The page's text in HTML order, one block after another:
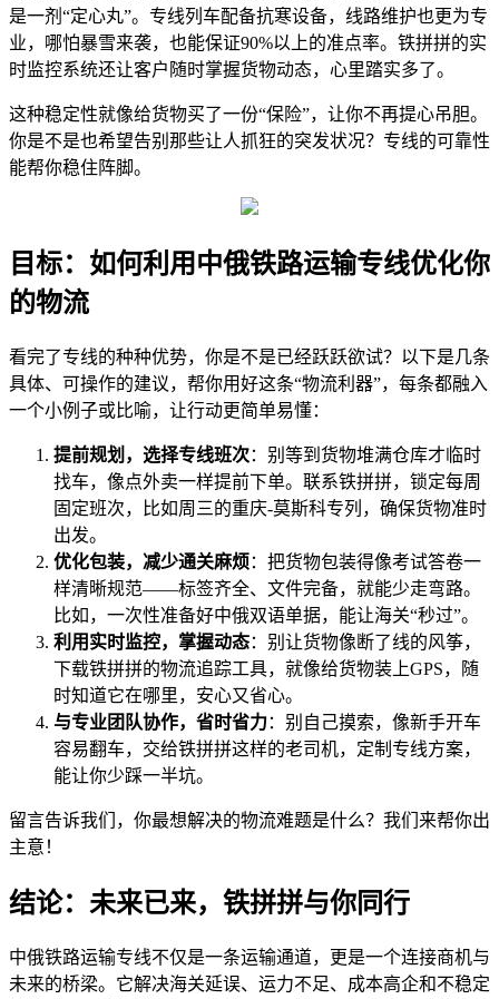
是一剂“定心丸”。专线列车配备抗寒设备，线路维护也更为专
业，哪怕暴雪来袭，也能保证90%以上的准点率。铁拼拼的实
时监控系统还让客户随时掌握货物动态，心里踏实多了。
这种稳定性就像给货物买了一份“保险”，让你不再提心吊胆。
你是不是也希望告别那些让人抓狂的突发状况？专线的可靠性
能帮你稳住阵脚。
目标：如何利用中俄铁路运输专线优化你
的物流
看完了专线的种种优势，你是不是已经跃跃欲试？以下是几条
具体、可操作的建议，帮你用好这条“物流利器”，每条都融入
一个小例子或比喻，让行动更简单易懂：
提前规划，选择专线班次：别等到货物堆满仓库才临时
找车，像点外卖一样提前下单。联系铁拼拼，锁定每周
固定班次，比如周三的重庆-莫斯科专列，确保货物准时
出发。
优化包装，减少通关麻烦 ：把货物包装得像考试答卷一
样清晰规范——标签齐全、文件完备，就能少走弯路。
比如，一次性准备好中俄双语单据，能让海关“秒过”。
利用实时监控，掌握动态：别让货物像断了线的风筝，
下载铁拼拼的物流追踪工具，就像给货物装上GPS，随
时知道它在哪里，安心又省心。
与专业团队协作，省时省力：别自己摸索，像新手开车
容易翻车，交给铁拼拼这样的老司机，定制专线方案，
能让你少踩一半坑。
留言告诉我们，你最想解决的物流难题是什么？我们来帮你出
主意！
结论：未来已来，铁拼拼与你同行
中俄铁路运输专线不仅是一条运输通道，更是一个连接商机与
未来的桥梁。它解决海关延误、运力不足、成本高企和不稳定